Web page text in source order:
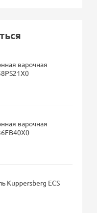
варочная
варочная
Kuppersberg ECS